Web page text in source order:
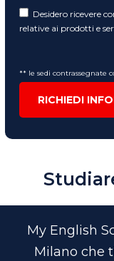
Desidero ricevere
relative ai prodotti e
** le sedi contrassegnate
RICHIEDI
My English
Milano che